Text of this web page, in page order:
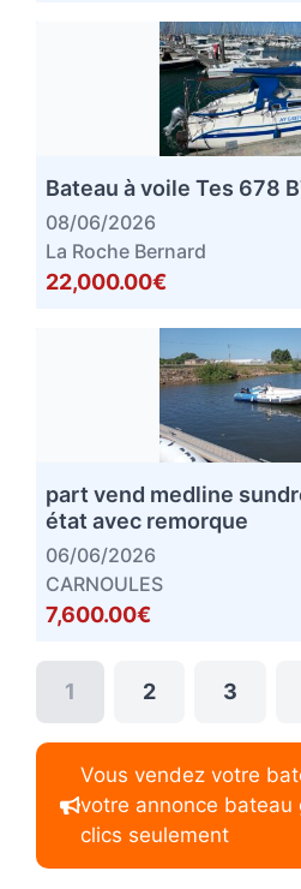
Bateau à voile Tes 678
08/06/2026
La Roche Bernard
22,000.00€
part vend medline
état avec remorque
06/06/2026
CARNOULES
7,600.00€
1 2 3
Vous vendez votre
votre annonce
clics seulement